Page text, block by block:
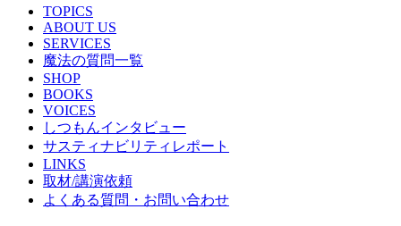
TOPICS
ABOUT US
SERVICES
魔法の質問一覧
SHOP
BOOKS
VOICES
しつもんインタビュー
サスティナビリティレポート
LINKS
取材/講演依頼
よくある質問・お問い合わせ